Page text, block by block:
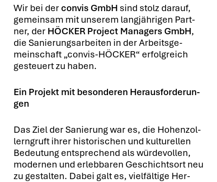
Wir bei der con­vis GmbH sind stolz dar­auf,
gemein­sam mit unse­rem lang­jäh­ri­gen Part­
ner, der HÖCKER Pro­ject Mana­gers GmbH,
die Sanie­rungs­ar­bei­ten in der Arbeits­ge­
mein­schaft „con­vis-HÖCKER“ erfolg­reich
gesteu­ert zu haben.
Ein Pro­jekt mit beson­de­ren Her­aus­for­de­run­
gen
Das Ziel der Sanie­rung war es, die Hohen­zol­
lern­gruft ihrer his­to­ri­schen und kul­tu­rel­len
Bedeu­tung ent­spre­chend als wür­de­vol­len,
moder­nen und erleb­ba­ren Geschichts­ort neu
zu gestal­ten. Dabei galt es, viel­fäl­ti­ge Her­